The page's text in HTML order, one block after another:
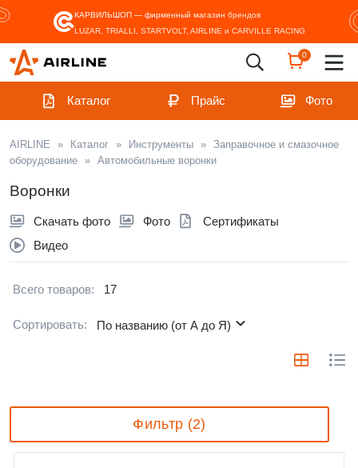
КАРВИЛЬШОП — фирменный магазин брендов
LUZAR, TRIALLI, STARTVOLT, AIRLINE и CARVILLE RACING
0
Каталог Прайс Фото
AIRLINE » Каталог » Инструменты » Заправочное и смазочное
оборудование » Автомобильные воронки
Воронки
Скачать фото Фото
Сертификаты
Видео
Всего товаров: 17
Сортировать: По названию (от А до Я)
Фильтр (2)